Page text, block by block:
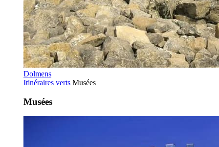
Dolmens
Itinéraires verts Musées
Musées